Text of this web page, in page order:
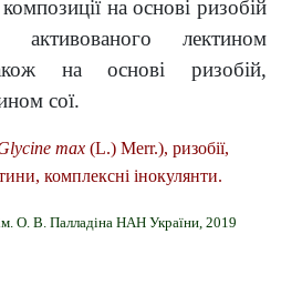
на основі ризобій
активованого лектином
на основі ризобій,
сої.
max (L.) Merr.), ризобії,
комплексні інокулянти.
О. В. Палладіна НАН України, 2019